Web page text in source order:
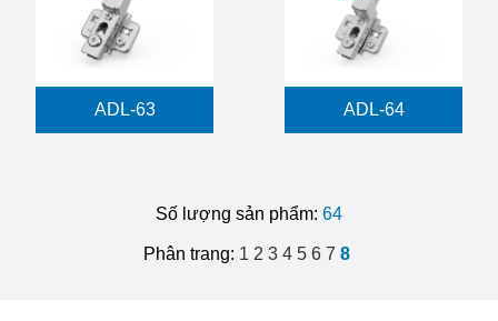
ADL-63 ADL-64
Số lượng sản phẩm: 64
Phân trang: 1 2 3 4 5 6 7 8